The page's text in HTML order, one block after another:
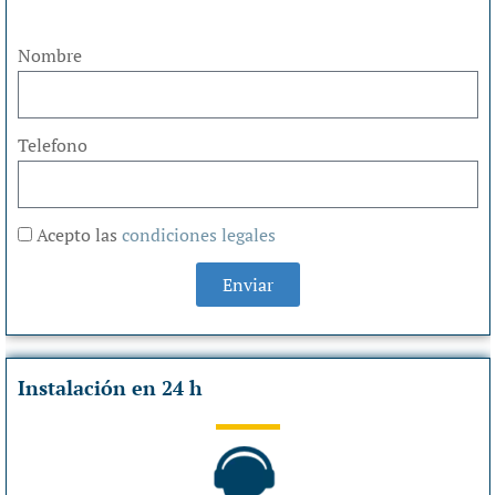
Nombre
Telefono
Acepto las condiciones legales
Enviar
Instalación en 24 h